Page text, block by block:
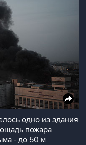
одно из здания
пожара
- до 50 м